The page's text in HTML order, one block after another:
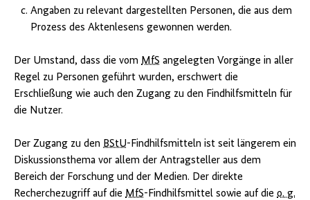
Angaben zu relevant dargestellten Personen, die aus dem
Prozess des Aktenlesens gewonnen werden.
Der Umstand, dass die vom MfS angelegten Vorgänge in aller
Regel zu Personen geführt wurden, erschwert die
Erschließung wie auch den Zugang zu den Findhilfsmitteln für
die Nutzer.
Der Zugang zu den BStU-Findhilfsmitteln ist seit längerem ein
Diskussionsthema vor allem der Antragsteller aus dem
Bereich der Forschung und der Medien. Der direkte
Recherchezugriff auf die MfS-Findhilfsmittel sowie auf die o. g.